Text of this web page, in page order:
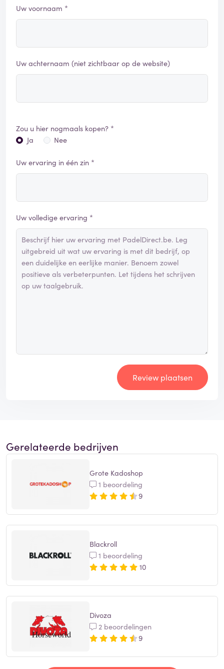
Uw voornaam *
Uw achternaam (niet zichtbaar op de website)
Zou u hier nogmaals kopen? *
Ja
Nee
Uw ervaring in één zin *
Uw volledige ervaring *
Review plaatsen
Gerelateerde bedrijven
Grote Kadoshop
1 beoordeling
9
Blackroll
1 beoordeling
10
Divoza
2 beoordelingen
9